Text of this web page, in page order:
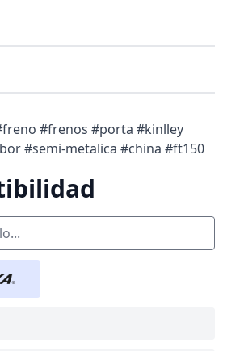
#frenos #porta #kinlley
#semi-metalica #china #ft150